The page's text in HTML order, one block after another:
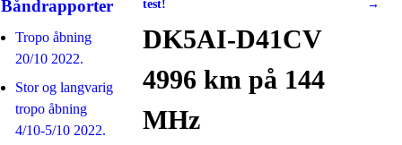
Båndrapporter
Tropo åbning
20/10 2022.
Stor og langvarig
tropo åbning
4/10-5/10 2022.
test!
→
DK5AI-D41CV
4996 km på 144
MHz